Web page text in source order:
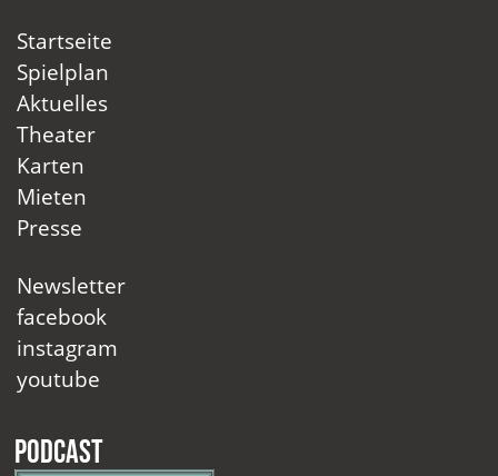
Startseite
Spielplan
Aktuelles
Theater
Karten
Mieten
Presse
Newsletter
facebook
instagram
youtube
Podcast